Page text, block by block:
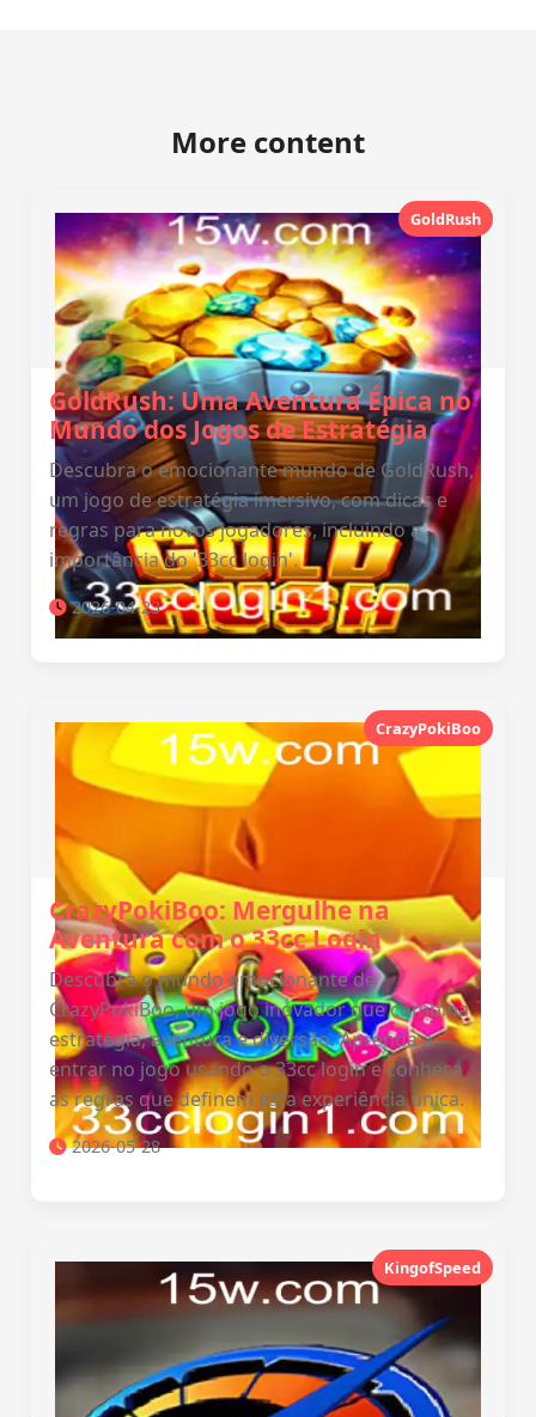
More content
GoldRush
GoldRush: Uma Aventura Épica no
Mundo dos Jogos de Estratégia
Descubra o emocionante mundo de GoldRush,
um jogo de estratégia imersivo, com dicas e
regras para novos jogadores, incluindo a
importância do '33cc login'.
2026-04-23
CrazyPokiBoo
CrazyPokiBoo: Mergulhe na
Aventura com o 33cc Login
Descubra o mundo emocionante de
CrazyPokiBoo, um jogo inovador que combina
estratégia, aventura e diversão. Aprenda a
entrar no jogo usando o 33cc login e conheça
as regras que definem esta experiência única.
2026-05-28
KingofSpeed